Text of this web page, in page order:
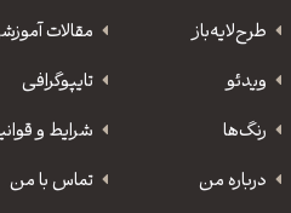
طرح‌لایه‌باز
مقالات
ویدئو
‌تایپوگرافی
رنگ‌ها
شرایط و
درباره من
تماس با من